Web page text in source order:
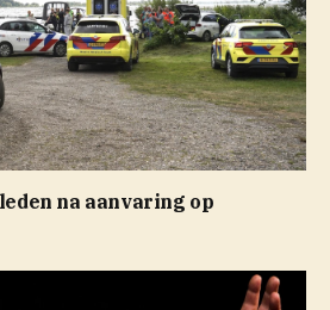
na aanvaring op